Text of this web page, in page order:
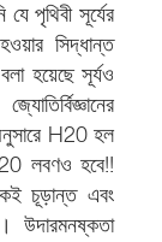
পৃথিবী সূর্যের
সিদ্ধান্ত
হয়েছে সূর্যও
H20 হল
লবণও হবে!!
চূড়ান্ত এবং
উদারমনষ্কতা